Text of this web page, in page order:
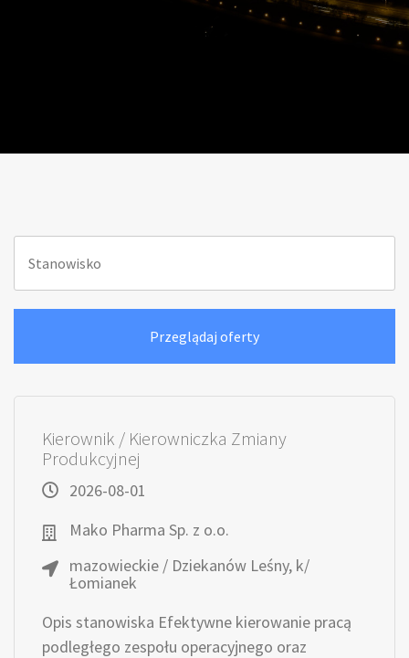
Kierownik / Kierowniczka Zmiany
Produkcyjnej
2026-08-01
Mako Pharma Sp. z o.o.
mazowieckie / Dziekanów Leśny, k/
Łomianek
Opis stanowiska Efektywne kierowanie pracą
podległego zespołu operacyjnego oraz